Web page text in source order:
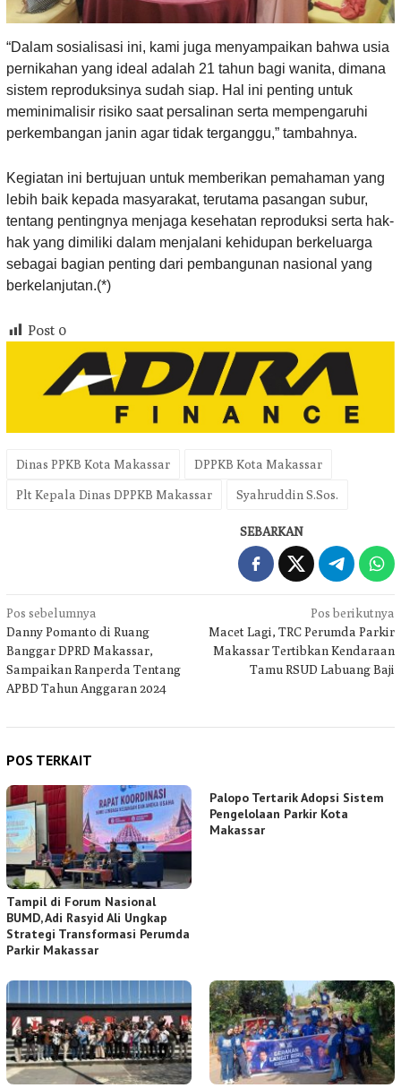
“Dalam sosialisasi ini, kami juga menyampaikan bahwa usia
pernikahan yang ideal adalah 21 tahun bagi wanita, dimana
sistem reproduksinya sudah siap. Hal ini penting untuk
meminimalisir risiko saat persalinan serta mempengaruhi
perkembangan janin agar tidak terganggu,” tambahnya.
Kegiatan ini bertujuan untuk memberikan pemahaman yang
lebih baik kepada masyarakat, terutama pasangan subur,
tentang pentingnya menjaga kesehatan reproduksi serta hak-
hak yang dimiliki dalam menjalani kehidupan berkeluarga
sebagai bagian penting dari pembangunan nasional yang
berkelanjutan.(*)
Post 0
Dinas PPKB Kota Makassar DPPKB Kota Makassar
Plt Kepala Dinas DPPKB Makassar Syahruddin S.Sos.
SEBARKAN
Navigasi
pos
Pos sebelumnya
Danny Pomanto di Ruang
Banggar DPRD Makassar,
Sampaikan Ranperda Tentang
APBD Tahun Anggaran 2024
Pos berikutnya
Macet Lagi, TRC Perumda Parkir
Makassar Tertibkan Kendaraan
Tamu RSUD Labuang Baji
POS TERKAIT
Tampil di Forum Nasional
BUMD, Adi Rasyid Ali Ungkap
Strategi Transformasi Perumda
Parkir Makassar
Palopo Tertarik Adopsi Sistem
Pengelolaan Parkir Kota
Makassar